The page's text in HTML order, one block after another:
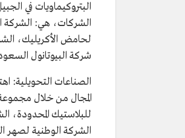
البتروكيماويات في
الشركات، هي: الشركة
لحامض الأكريليك،
شركة البيوتانول
الصناعات التحويلية:
المجال من خلال
للبلاستيك المحدودة،
الشركة الوطنية لصهر